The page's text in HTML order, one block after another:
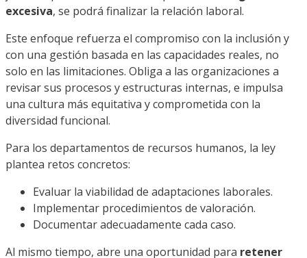
excesiva, se podrá finalizar la relación laboral.
Este enfoque refuerza el compromiso con la inclusión y
con una gestión basada en las capacidades reales, no
solo en las limitaciones. Obliga a las organizaciones a
revisar sus procesos y estructuras internas, e impulsa
una cultura más equitativa y comprometida con la
diversidad funcional.
Para los departamentos de recursos humanos, la ley
plantea retos concretos:
Evaluar la viabilidad de adaptaciones laborales.
Implementar procedimientos de valoración.
Documentar adecuadamente cada caso.
Al mismo tiempo, abre una oportunidad para retener